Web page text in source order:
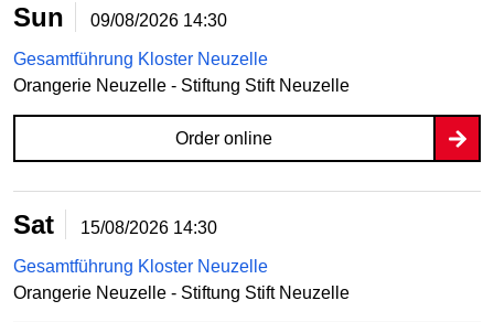
Sun 09/08/2026 14:30
Gesamtführung Kloster Neuzelle
Orangerie Neuzelle - Stiftung Stift Neuzelle
Order online
Sat 15/08/2026 14:30
Gesamtführung Kloster Neuzelle
Orangerie Neuzelle - Stiftung Stift Neuzelle